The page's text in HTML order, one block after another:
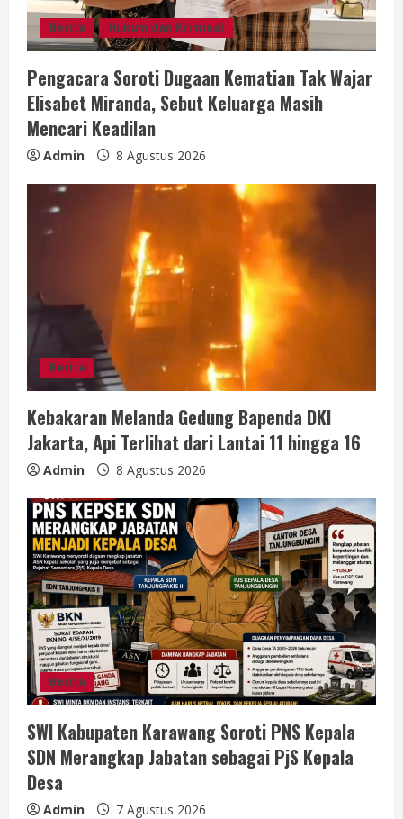
g Berita Hukum dan Kriminal
Pengacara Soroti Dugaan Kematian Tak Wajar
Elisabet Miranda, Sebut Keluarga Masih
Mencari Keadilan
Admin 8 Agustus 2026
Berita
Kebakaran Melanda Gedung Bapenda DKI
Jakarta, Api Terlihat dari Lantai 11 hingga 16
Admin 8 Agustus 2026
Berita
SWI Kabupaten Karawang Soroti PNS Kepala
SDN Merangkap Jabatan sebagai PjS Kepala
Desa
Admin 7 Agustus 2026